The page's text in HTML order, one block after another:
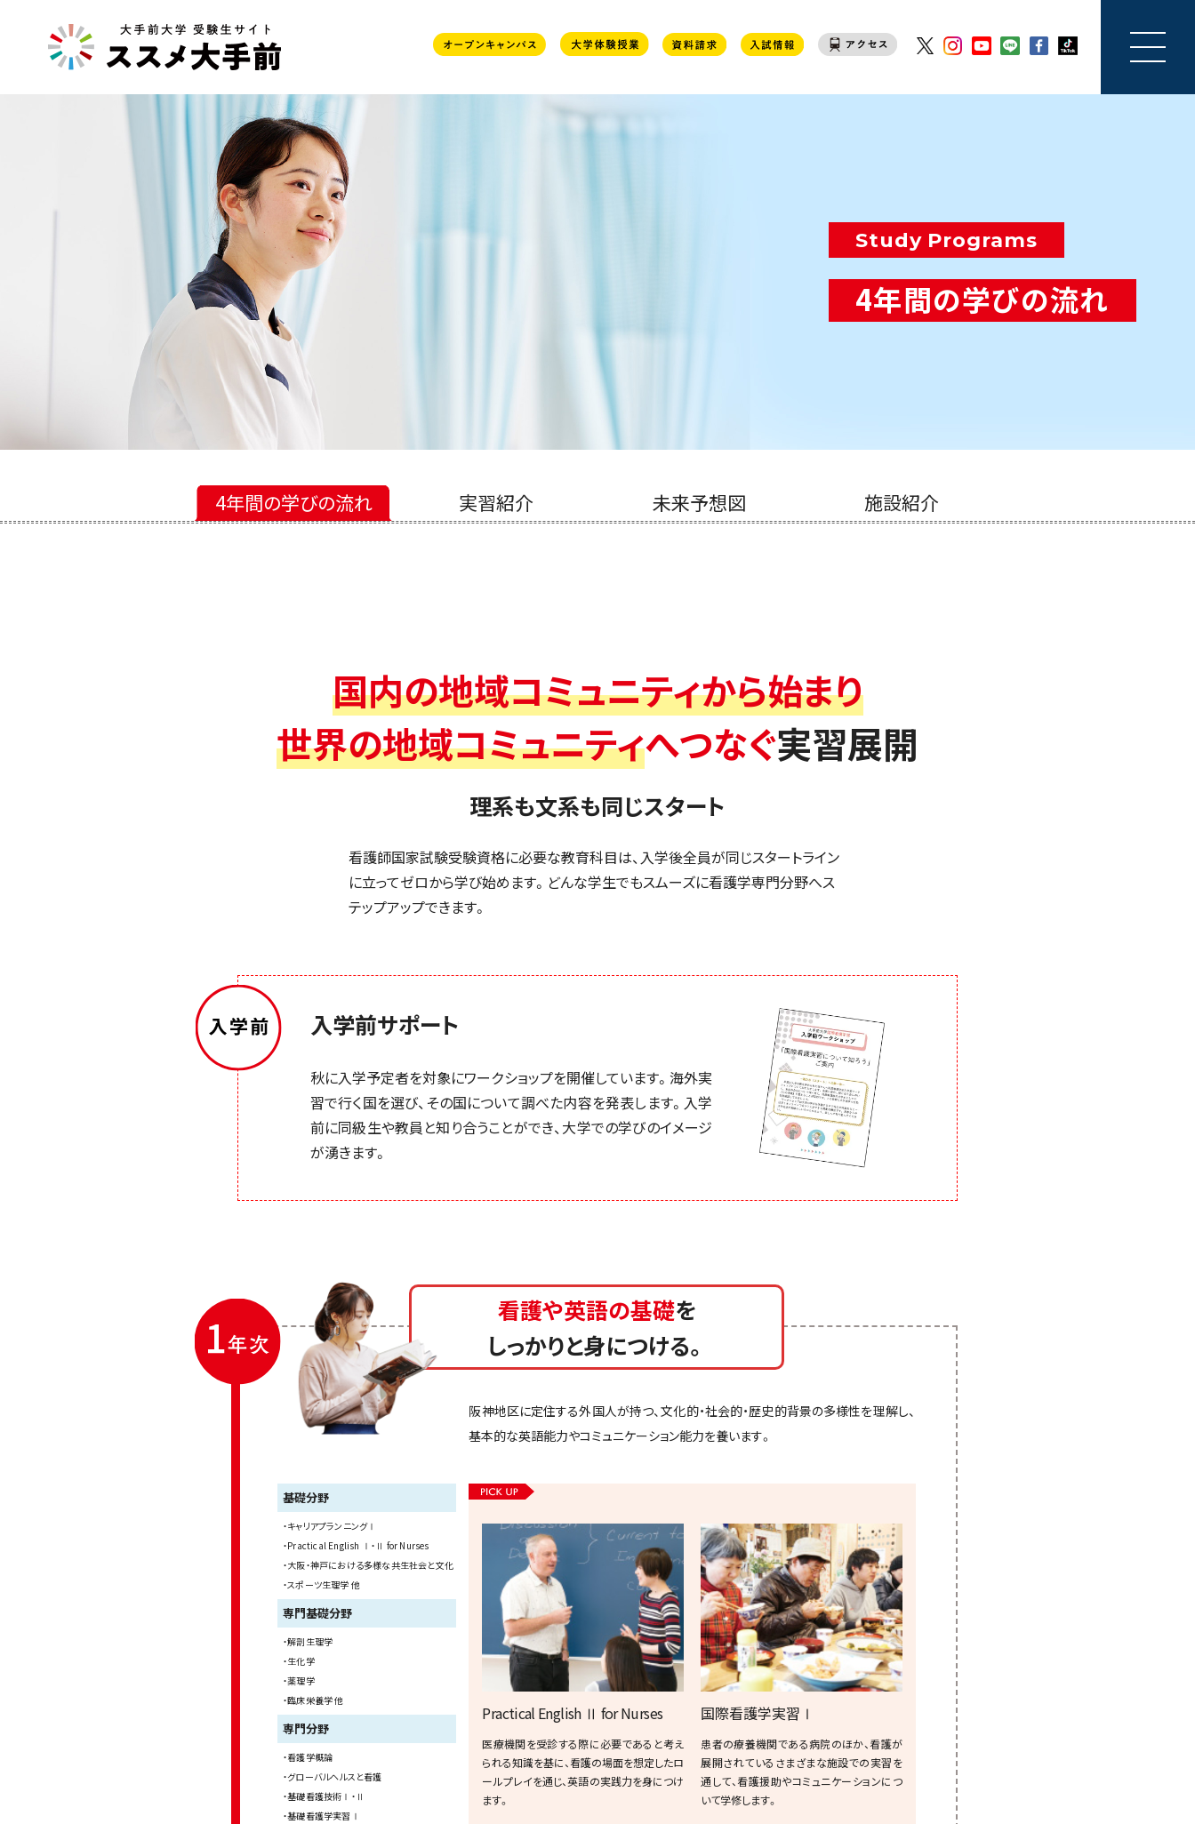
Study Programs
4年間の学びの流れ
4年間の学びの流れ 実習紹介 未来予想図 施設紹介
国内の地域コミュニティから始まり
世界の地域コミュニティへつなぐ実習展開
理系も文系も同じスタート
看護師国家試験受験資格に必要な教育科目は、入学後全員が同じスタートライン
に立ってゼロから学び始めます。どんな学生でもスムーズに看護学専門分野へス
テップアップできます。
入学前サポート
秋に入学予定者を対象にワークショップを開催しています。海外実
習で行く国を選び、その国について調べた内容を発表します。入学
前に同級生や教員と知り合うことができ、大学での学びのイメージ
が湧きます。
看護や英語の基礎を
しっかりと身につける。
阪神地区に定住する外国人が持つ、文化的・社会的・歴史的背景の多様性を理解し、
基本的な英語能力やコミュニケーション能力を養います。
基礎分野
キャリアプランニングⅠ
Practical English Ⅰ・Ⅱ for Nurses
大阪・神戸における多様な共生社会と文化
スポーツ生理学 他
専門基礎分野
解剖生理学
生化学
薬理学
臨床栄養学 他
専門分野
看護学概論
グローバルヘルスと看護
基礎看護技術Ⅰ・Ⅱ
基礎看護学実習Ⅰ
Practical English Ⅱ for Nurses
医療機関を受診する際に必要であると考え
られる知識を基に、看護の場面を想定したロ
ールプレイを通じ、英語の実践力を身につけ
ます。
国際看護学実習Ⅰ
患者の療養機関である病院のほか、看護が
展開されているさまざまな施設での実習を
通して、看護援助やコミュニケーションにつ
いて学修します。